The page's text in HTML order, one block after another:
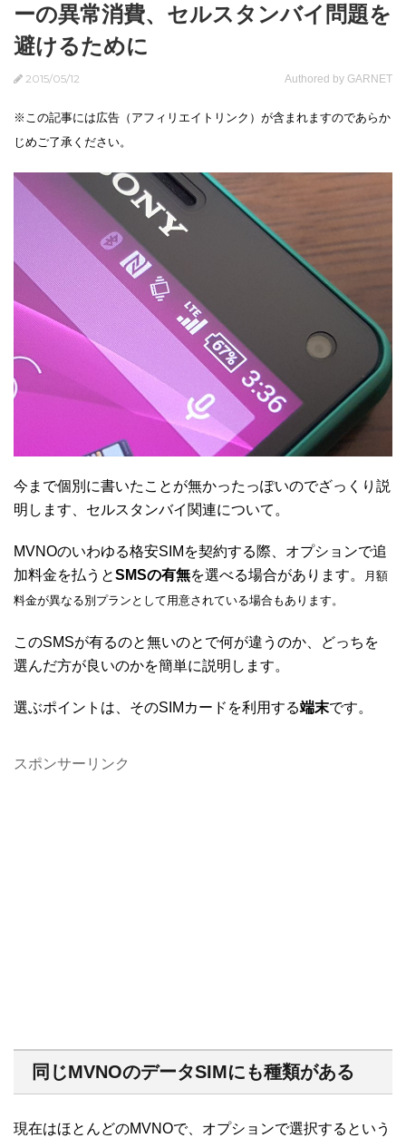
ーの異常消費、セルスタンバイ問題を
避けるために
2015/05/12 Authored by GARNET
※この記事には広告（アフィリエイトリンク）が含まれますのであらか
じめご了承ください。
今まで個別に書いたことが無かったっぽいのでざっくり説
明します、セルスタンバイ関連について。
MVNOのいわゆる格安SIMを契約する際、オプションで追
加料金を払うとSMSの有無を選べる場合があります。
月額
料金が異なる別プランとして用意されている場合もあります。
このSMSが有るのと無いのとで何が違うのか、どっちを
選んだ方が良いのかを簡単に説明します。
選ぶポイントは、そのSIMカードを利用する端末です。
スポンサーリンク
同じMVNOのデータSIMにも種類がある
現在はほとんどのMVNOで、オプションで選択するという